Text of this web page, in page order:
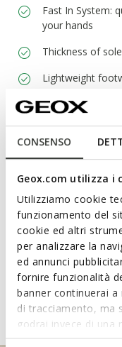
CONSENSO
Geox.com utilizza i
Utilizziamo cookie
funzionamento del
cookie ed altri
per analizzare la
ed annunci
fornire funzionalità
banner continuerai
di tracciamento, ma
godrai invece di una
base dei tuoi gusti
Fast In System:
your hands
Thickness of
Lightweight
Elasticated
Materials
Technologies
Learn
shoes